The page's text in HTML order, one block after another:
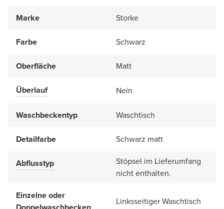
Marke Storke
Farbe Schwarz
Oberfläche Matt
Überlauf Nein
Waschbeckentyp Waschtisch
Detailfarbe Schwarz matt
Abflusstyp
Stöpsel im Lieferumfang
nicht enthalten.
Einzelne oder
Linksseitiger Waschtisch